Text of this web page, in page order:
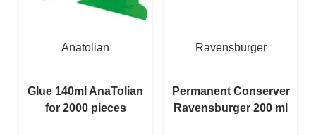
Anatolian
Glue 140ml AnaTolian
for 2000 pieces
Ravensburger
Permanent Conserver
Ravensburger 200 ml